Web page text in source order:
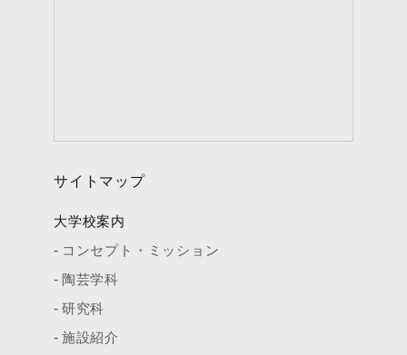
サイトマップ
大学校案内
コンセプト・ミッション
陶芸学科
研究科
施設紹介